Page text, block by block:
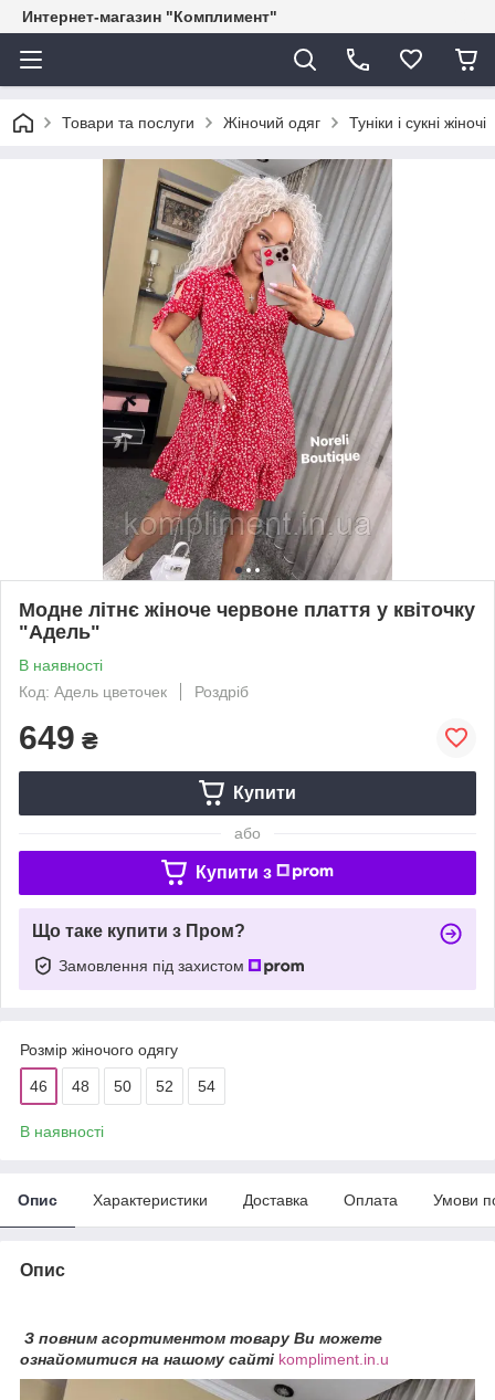
Интернет-магазин "Комплимент"
Товари та послуги Жіночий одяг Туніки і сукні жіночі
Модне літнє жіноче червоне плаття у квіточку
"Адель"
В наявності
Код: Адель цветочек
Роздріб
649 ₴
Купити
або
Купити з
Що таке купити з Пром?
Замовлення під захистом
Розмір жіночого одягу
46 48 50 52 54
В наявності
Опис Характеристики Доставка Оплата Умови
Опис
З повним асортиментом товару Ви можете
ознайомитися на нашому сайті kompliment.in.u